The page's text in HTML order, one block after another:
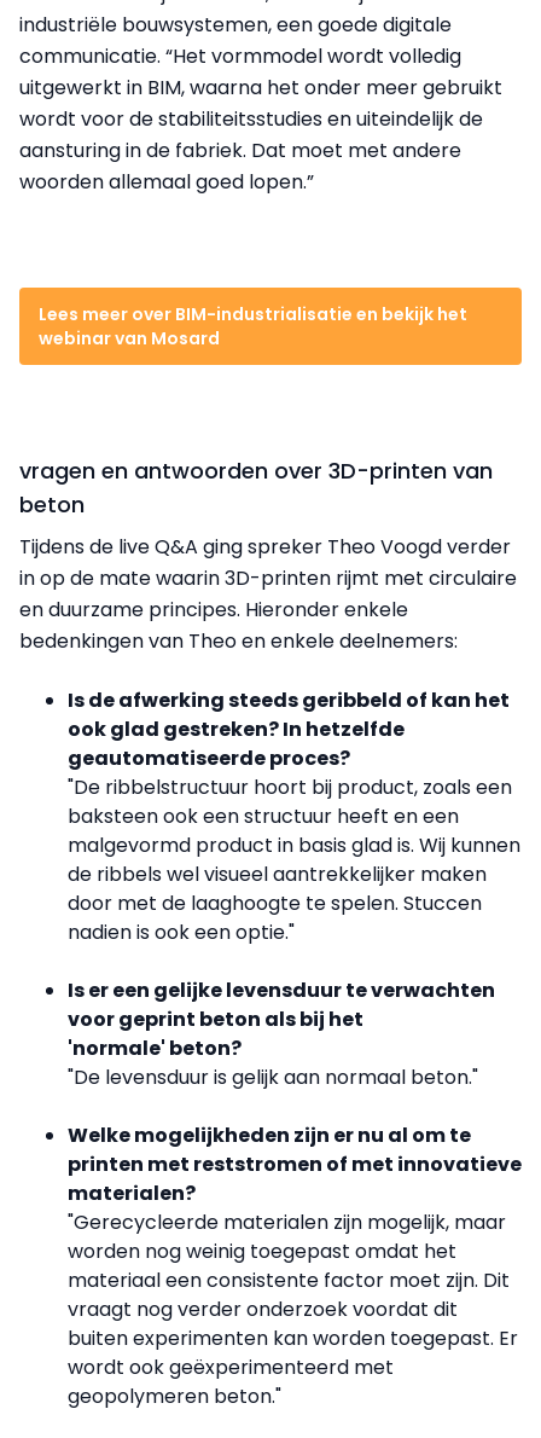
industriële bouwsystemen, een goede digitale
communicatie. “Het vormmodel wordt volledig
uitgewerkt in BIM, waarna het onder meer gebruikt
wordt voor de stabiliteitsstudies en uiteindelijk de
aansturing in de fabriek. Dat moet met andere
woorden allemaal goed lopen.”
Lees meer over BIM-industrialisatie en bekijk het
webinar van Mosard
vragen en antwoorden over 3D-printen van
beton
Tijdens de live Q&A ging spreker Theo Voogd verder
in op de mate waarin 3D-printen rijmt met circulaire
en duurzame principes. Hieronder enkele
bedenkingen van Theo en enkele deelnemers:
Is de afwerking steeds geribbeld of kan het
ook glad gestreken? In hetzelfde
geautomatiseerde proces?
"De ribbelstructuur hoort bij product, zoals een
baksteen ook een structuur heeft en een
malgevormd product in basis glad is. Wij kunnen
de ribbels wel visueel aantrekkelijker maken
door met de laaghoogte te spelen. Stuccen
nadien is ook een optie."
Is er een gelijke levensduur te verwachten
voor geprint beton als bij het
'normale' beton?
"De levensduur is gelijk aan normaal beton."
Welke mogelijkheden zijn er nu al om te
printen met reststromen of met innovatieve
materialen?
"Gerecycleerde materialen zijn mogelijk, maar
worden nog weinig toegepast omdat het
materiaal een consistente factor moet zijn. Dit
vraagt nog verder onderzoek voordat dit
buiten experimenten kan worden toegepast. Er
wordt ook geëxperimenteerd met
geopolymeren beton."